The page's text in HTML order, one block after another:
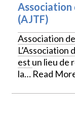
Association
(AJTF)
Association
L’Association
est un lieu de
la… Read